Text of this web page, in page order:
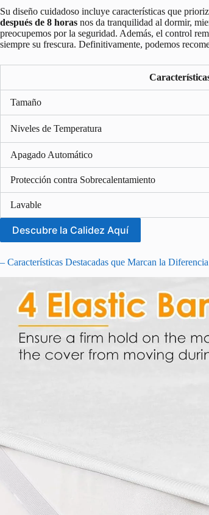
Su diseño cuidadoso incluye características que
después de 8 horas nos da tranquilidad al dormir,
preocupemos por la seguridad. Además, el control
siempre su frescura. Definitivamente, podemos
Tamaño
Niveles de Temperatura
Apagado Automático
Protección contra Sobrecalentamiento
Lavable
Descubre la Calidez Aquí
– Características Destacadas que Marcan la